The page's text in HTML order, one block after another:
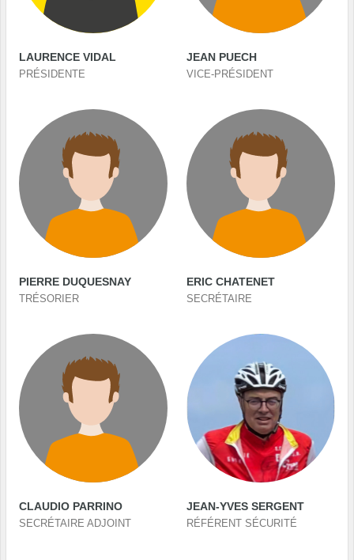
LAURENCE VIDAL
PRÉSIDENTE
JEAN PUECH
VICE-PRÉSIDENT
PIERRE DUQUESNAY
TRÉSORIER
ERIC CHATENET
SECRÉTAIRE
CLAUDIO PARRINO
SECRÉTAIRE ADJOINT
JEAN-YVES SERGENT
RÉFÉRENT SÉCURITÉ